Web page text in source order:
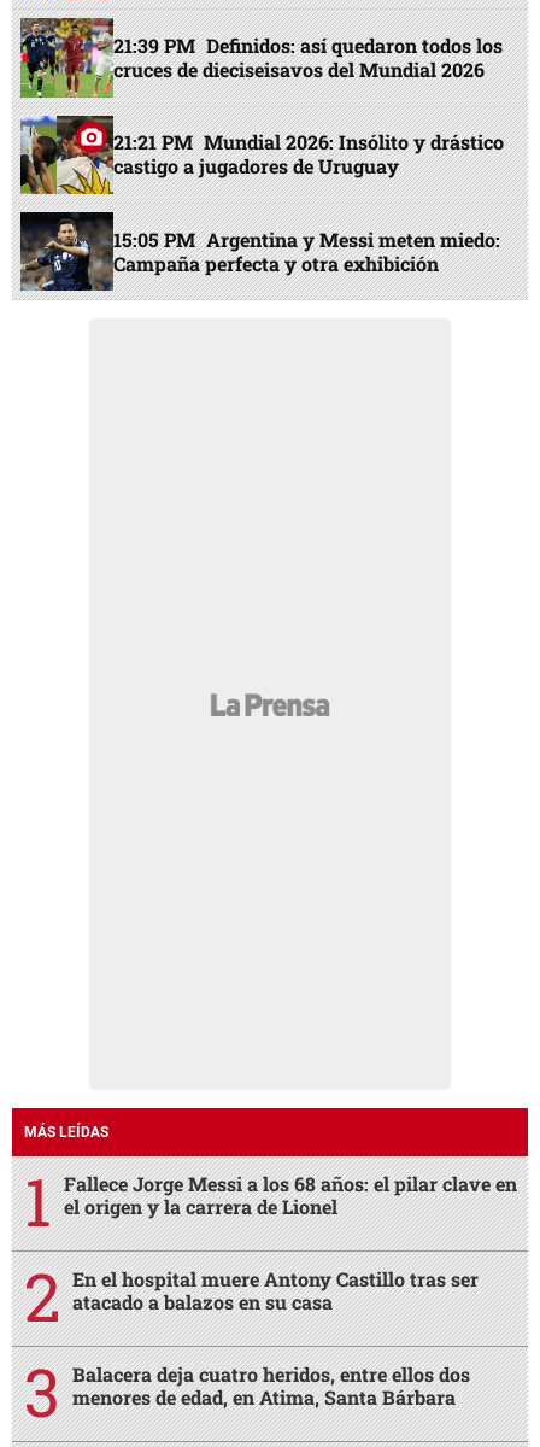
21:39 PM Definidos: así quedaron todos los
cruces de dieciseisavos del Mundial 2026
21:21 PM Mundial 2026: Insólito y drástico
castigo a jugadores de Uruguay
15:05 PM Argentina y Messi meten miedo:
Campaña perfecta y otra exhibición
MÁS LEÍDAS
Fallece Jorge Messi a los 68 años: el pilar clave en
el origen y la carrera de Lionel
En el hospital muere Antony Castillo tras ser
atacado a balazos en su casa
Balacera deja cuatro heridos, entre ellos dos
menores de edad, en Atima, Santa Bárbara